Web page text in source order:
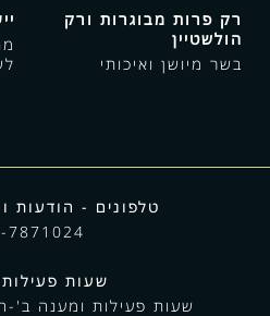
רק פרות מבוגרות ורק
הולשטיין
בשר מיושן ואיכותי
טלפונים - הודעות
7871024
שעות
שעות פעילות ומענה ב'-ה': 18:00 –